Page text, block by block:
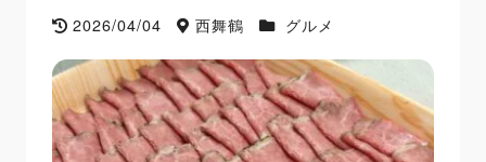
2026/04/04 西舞鶴 グルメ